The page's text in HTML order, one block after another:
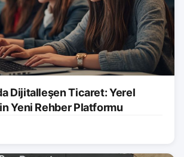
Dijitalleşen Ticaret: Yerel
Yeni Rehber Platformu